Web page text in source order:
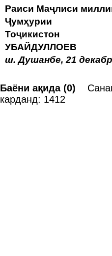
Раиси Маҷлиси
Ҷумҳурии
УБАЙДУЛЛОЕВ
ш. Душанбе, 21
Баёни ақида (0)
карданд: 1412